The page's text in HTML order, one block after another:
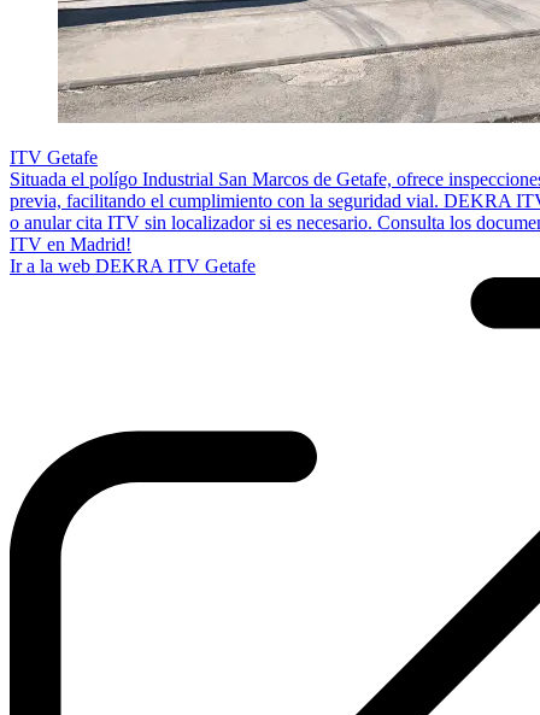
ITV Getafe
Situada el polígo Industrial San Marcos de Getafe, ofrece
previa, facilitando el cumplimiento con la seguridad vial. DEKRA
o anular cita ITV sin localizador si es necesario. Consulta los
ITV en Madrid!
Ir a la web DEKRA ITV Getafe